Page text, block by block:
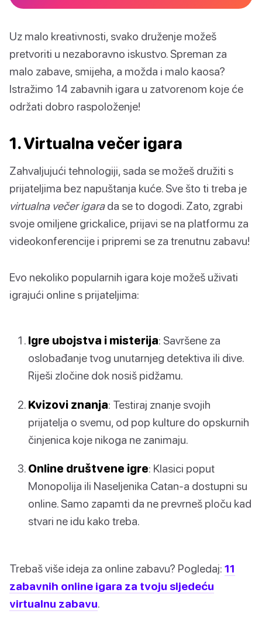
Uz malo kreativnosti, svako druženje možeš
pretvoriti u nezaboravno iskustvo. Spreman za
malo zabave, smijeha, a možda i malo kaosa?
Istražimo 14 zabavnih igara u zatvorenom koje će
održati dobro raspoloženje!
1. Virtualna večer igara
Zahvaljujući tehnologiji, sada se možeš družiti s
prijateljima bez napuštanja kuće. Sve što ti treba je
virtualna večer igarada se to dogodi. Zato, zgrabi
svoje omiljene grickalice, prijavi se na platformu za
videokonferencije i pripremi se za trenutnu zabavu!
Evo nekoliko popularnih igara koje možeš uživati
igrajući online s prijateljima:
Igre ubojstva i misterija: Savršene za
oslobađanje tvog unutarnjeg detektiva ili dive.
Riješi zločine dok nosiš pidžamu.
Kvizovi znanja: Testiraj znanje svojih
prijatelja o svemu, od pop kulture do opskurnih
činjenica koje nikoga ne zanimaju.
Online društvene igre: Klasici poput
Monopolija ili Naseljenika Catan-a dostupni su
online. Samo zapamti da ne prevrneš ploču kad
stvari ne idu kako treba.
Trebaš više ideja za online zabavu? Pogledaj: 11
zabavnih online igara za tvoju sljedeću
virtualnu zabavu.